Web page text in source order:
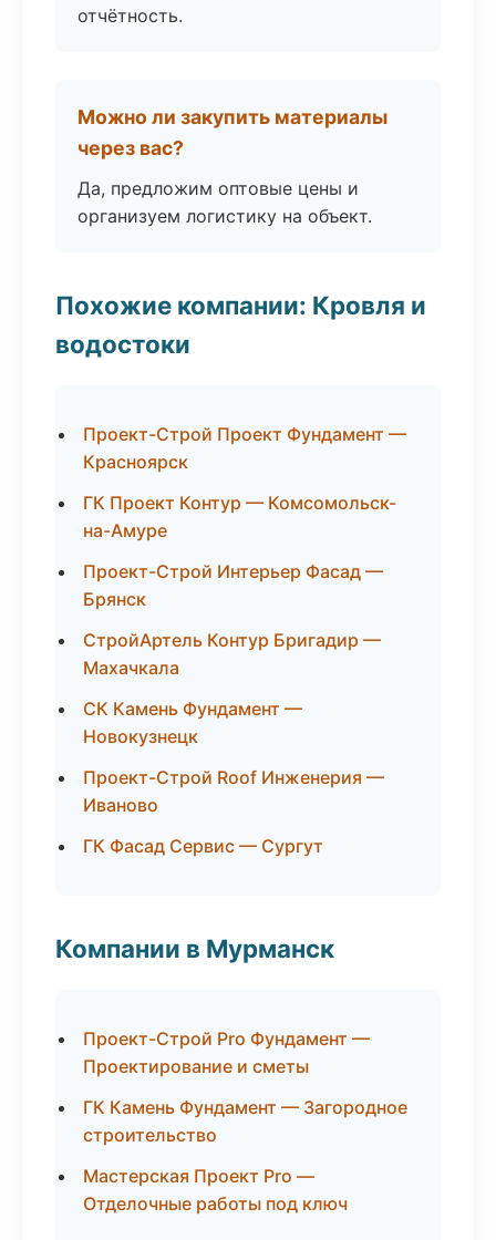
отчётность.
Можно ли закупить материалы
через вас?
Да, предложим оптовые цены и
организуем логистику на объект.
Похожие компании: Кровля и
водостоки
Проект-Строй Проект Фундамент —
Красноярск
ГК Проект Контур — Комсомольск-
на-Амуре
Проект-Строй Интерьер Фасад —
Брянск
СтройАртель Контур Бригадир —
Махачкала
СК Камень Фундамент —
Новокузнецк
Проект-Строй Roof Инженерия —
Иваново
ГК Фасад Сервис — Сургут
Компании в Мурманск
Проект-Строй Pro Фундамент —
Проектирование и сметы
ГК Камень Фундамент — Загородное
строительство
Мастерская Проект Pro —
Отделочные работы под ключ